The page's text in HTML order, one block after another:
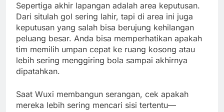
Sepertiga akhir lapangan adalah area keputusan.
Dari situlah gol sering lahir, tapi di area ini juga
keputusan yang salah bisa berujung kehilangan
peluang besar. Anda bisa memperhatikan apakah
tim memilih umpan cepat ke ruang kosong atau
lebih sering menggiring bola sampai akhirnya
dipatahkan.
Saat Wuxi membangun serangan, cek apakah
mereka lebih sering mencari sisi tertentu—